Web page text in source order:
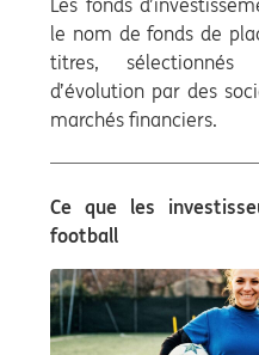
le nom de fonds de
titres,
d’évolution par des
marchés financiers.
Ce que les
football